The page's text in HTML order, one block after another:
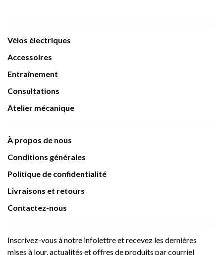
Vélos électriques
Accessoires
Entraînement
Consultations
Atelier mécanique
À propos de nous
Conditions générales
Politique de confidentialité
Livraisons et retours
Contactez-nous
Inscrivez-vous à notre infolettre et recevez les dernières
mises à jour, actualités et offres de produits par courriel